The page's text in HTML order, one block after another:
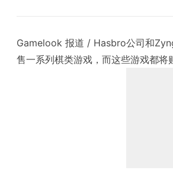
Gamelook 报道 / Hasbro公司和
售一系列棋类游戏，而这些游戏都将